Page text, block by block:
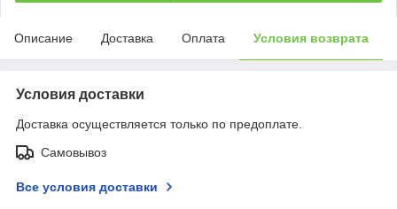
Описание Доставка Оплата Условия возврата
Условия доставки
Доставка осуществляется только по предоплате.
Самовывоз
Все условия доставки